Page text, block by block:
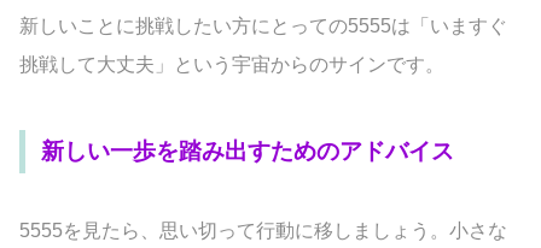
新しいことに挑戦したい方にとっての5555は「いますぐ
挑戦して大丈夫」という宇宙からのサインです。
新しい一歩を踏み出すためのアドバイス
5555を見たら、思い切って行動に移しましょう。小さな